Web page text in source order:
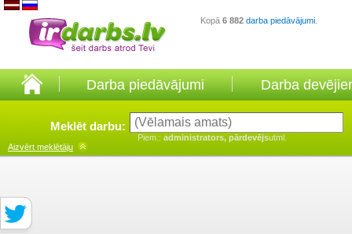
Kopā 6 882 darba piedāvājumi
Darba piedāvājumi Darba
Meklēt darbu:
Piem.: administrators, pārdevējsutml.
Aizvērt meklētāju